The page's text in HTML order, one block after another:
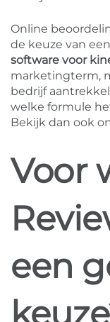
Online
de keuze van
software voor
marketingterm,
bedrijf
welke formule
Bekijk dan ook
Voor
een